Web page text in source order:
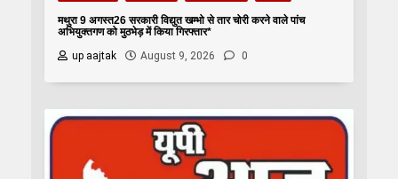
मथुरा 9 अगस्त26 सरकारी विद्युत खम्भो से तार चोरी करने वाले पांच
अभियुक्तगण को मुठभेड़ में किया गिरफ्तार*
up aajtak
August 9, 2026 0